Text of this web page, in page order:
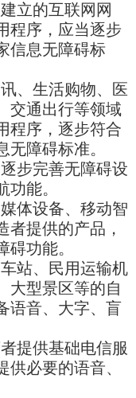
立的互联网网
程序，应当逐步
信息无障碍标
、生活购物、医
交通出行等领域
程序，逐步符合
障碍标准。
步完善无障碍设
能。
体设备、移动智
者提供的产品，
功能。
站、民用运输机
大型景区等的自
语音、大字、盲
提供基础电信服
必要的语音、